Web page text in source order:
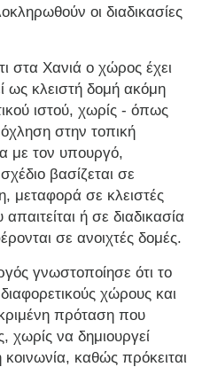
οι διαδικασίες
στα Χανιά ο χώρος έχει
ως κλειστή δομή ακόμη
ιστού, χωρίς - όπως
στην τοπική
με τον υπουργό,
βασίζεται σε
μεταφορά σε κλειστές
ή σε διαδικασία
σε ανοιχτές δομές.
γνωστοποίησε ότι το
χώρους και
πρόταση που
χωρίς να δημιουργεί
καθώς πρόκειται